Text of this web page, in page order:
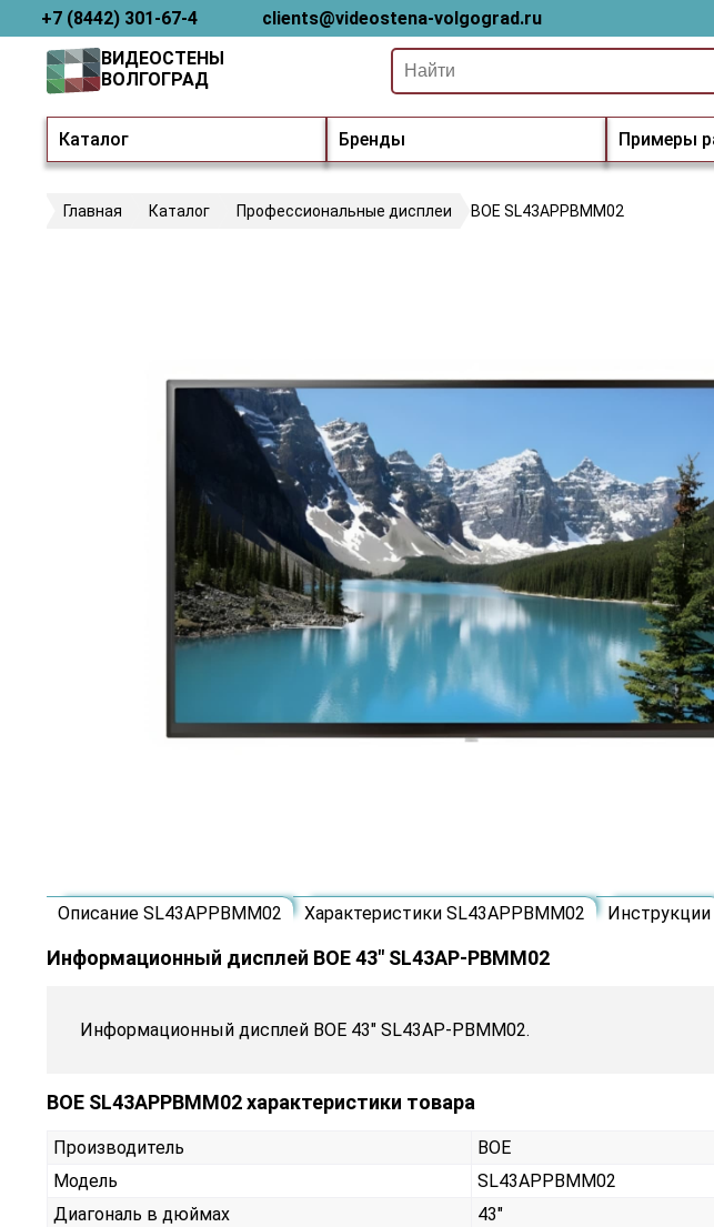
+7 (8442) 301-67-4 clients@videostena-volgograd.ru
Каталог Бренды Примеры
ВИДЕОСТЕНЫ
ВОЛГОГРАД
Главная Каталог Профессиональные дисплеи BOE SL43APPBMM02
Описание SL43APPBMM02 Характеристики SL43APPBMM02 Инструкции
Информационный дисплей BOE 43" SL43AP-PBMM02
Информационный дисплей BOE 43" SL43AP-PBMM02.
BOE SL43APPBMM02 характеристики товара
Производитель
BOE
Модель
SL43APPBMM02
Диагональ в дюймах
43"